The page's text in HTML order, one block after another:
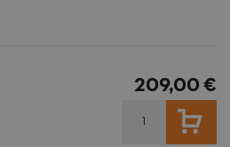
209,00 €
LISA